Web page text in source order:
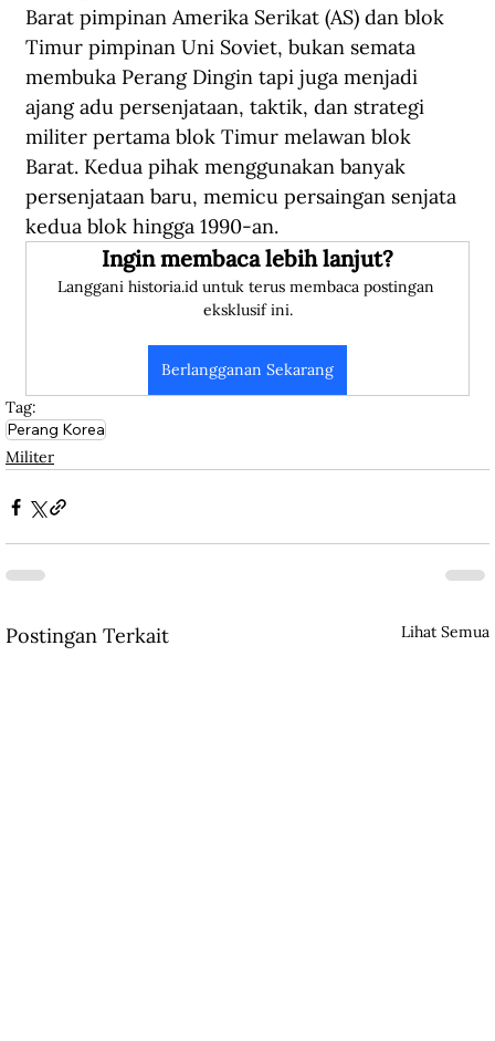
Barat pimpinan Amerika Serikat (AS) dan blok
Timur pimpinan Uni Soviet, bukan semata
membuka Perang Dingin tapi juga menjadi
ajang adu persenjataan, taktik, dan strategi
militer pertama blok Timur melawan blok
Barat. Kedua pihak menggunakan banyak
persenjataan baru, memicu persaingan senjata
kedua blok hingga 1990-an.
Ingin membaca lebih lanjut?
Langgani historia.id untuk terus membaca postingan
eksklusif ini.
Berlangganan Sekarang
Tag:
Perang Korea
Militer
Postingan Terkait Lihat Semua